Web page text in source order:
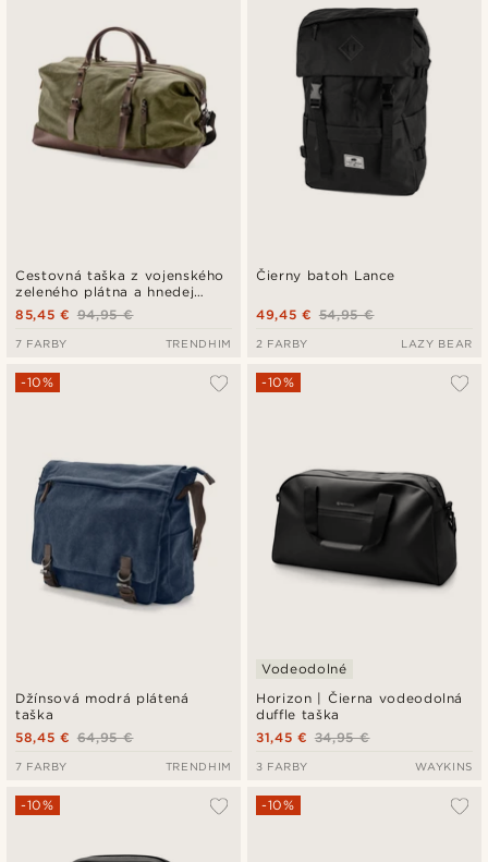
Cestovná taška z vojenského
zeleného plátna a hnedej
kože
94,95 €
85,45 €
7 FARBY TRENDHIM
Čierny batoh Lance
54,95 €
49,45 €
2 FARBY LAZY BEAR
Džínsová modrá plátená
taška
-10%
64,95 €
58,45 €
7 FARBY TRENDHIM
Horizon | Čierna vodeodolná
duffle taška
-10%
Vodeodolné
34,95 €
31,45 €
3 FARBY WAYKINS
-10% -10%